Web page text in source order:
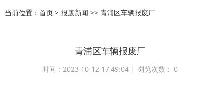
当前位置： 首页 > 报废新闻 >> 青浦区车辆报废厂
青浦区车辆报废厂​
时间：2023-10-12 17:49:04丨 浏览次数： 0